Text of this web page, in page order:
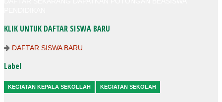
KLIK UNTUK DAFTAR SISWA BARU
DAFTAR SISWA BARU
Label
KEGIATAN KEPALA SEKOLLAH KEGIATAN SEKOLAH